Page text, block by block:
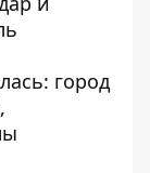
город